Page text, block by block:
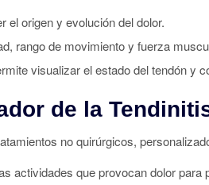
el origen y evolución del dolor.
rango de movimiento y fuerza
visualizar el estado del tendón y
de la
no quirúrgicos,
actividades que provocan dolor para